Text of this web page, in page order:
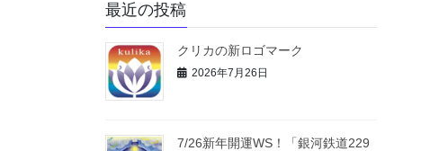
最近の投稿
クリカの新ロゴマーク
2026年7月26日
7/26新年開運WS！「銀河鉄道229